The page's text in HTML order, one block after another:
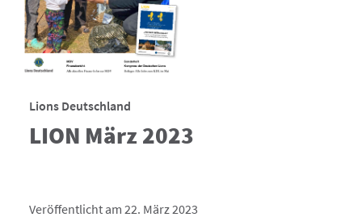
Lions Deutschland
LION März 2023
Veröffentlicht am 22. März 2023